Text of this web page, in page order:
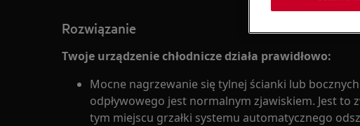
Rozwiązanie
Twoje urządzenie chłodnicze działa prawidłowo:
Mocne nagrzewanie się tylnej ścianki lub
odpływowego jest normalnym zjawiskiem. Jest to
tym miejscu grzałki systemu automatycznego